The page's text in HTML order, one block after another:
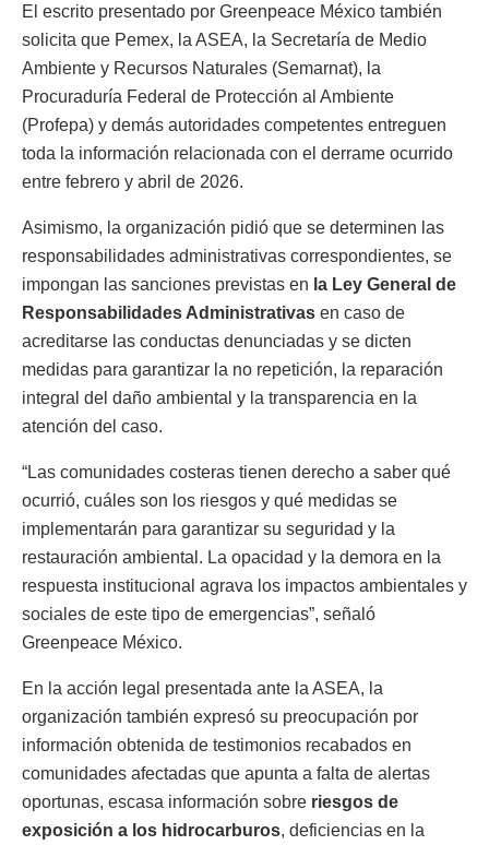
El escrito presentado por Greenpeace México también
solicita que Pemex, la ASEA, la Secretaría de Medio
Ambiente y Recursos Naturales (Semarnat), la
Procuraduría Federal de Protección al Ambiente
(Profepa) y demás autoridades competentes entreguen
toda la información relacionada con el derrame ocurrido
entre febrero y abril de 2026.
Asimismo, la organización pidió que se determinen las
responsabilidades administrativas correspondientes, se
impongan las sanciones previstas en la Ley General de
Responsabilidades Administrativas en caso de
acreditarse las conductas denunciadas y se dicten
medidas para garantizar la no repetición, la reparación
integral del daño ambiental y la transparencia en la
atención del caso.
“Las comunidades costeras tienen derecho a saber qué
ocurrió, cuáles son los riesgos y qué medidas se
implementarán para garantizar su seguridad y la
restauración ambiental. La opacidad y la demora en la
respuesta institucional agrava los impactos ambientales y
sociales de este tipo de emergencias”, señaló
Greenpeace México.
En la acción legal presentada ante la ASEA, la
organización también expresó su preocupación por
información obtenida de testimonios recabados en
comunidades afectadas que apunta a falta de alertas
oportunas, escasa información sobre riesgos de
exposición a los hidrocarburos, deficiencias en la